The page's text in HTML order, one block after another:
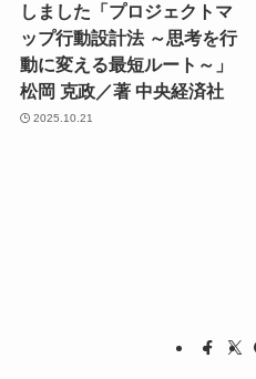
しました「プロジェクトマ
ップ行動設計法 ～思考を行
動に変える最短ルート～」
松岡 克政／著 中央経済社
2025.10.21